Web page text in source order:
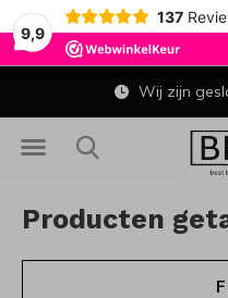
9,9
137
Wij zijn
Producten